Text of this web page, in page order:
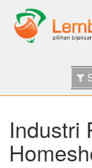
Industri